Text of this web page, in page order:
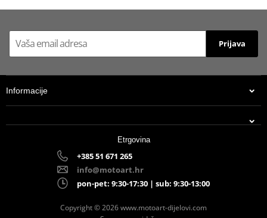
Prijava
Informacije
Etrgovina
+385 51 671 265
info@motoart.hr
pon-pet: 9:30-17:30 | sub: 9:30-13:00
Copyright © 2026 www.motoart-dijelovi.com